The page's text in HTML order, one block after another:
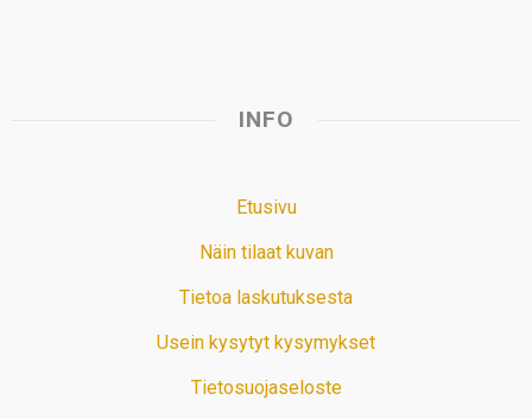
INFO
Etusivu
Näin tilaat kuvan
Tietoa laskutuksesta
Usein kysytyt kysymykset
Tietosuojaseloste